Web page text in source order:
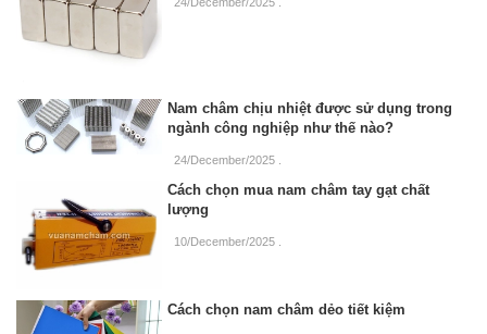
Nam châm chịu nhiệt được sử dụng trong
ngành công nghiệp như thế nào?
24/December/2025
Cách chọn mua nam châm tay gạt chất
lượng
10/December/2025
Cách chọn nam châm dẻo tiết kiệm